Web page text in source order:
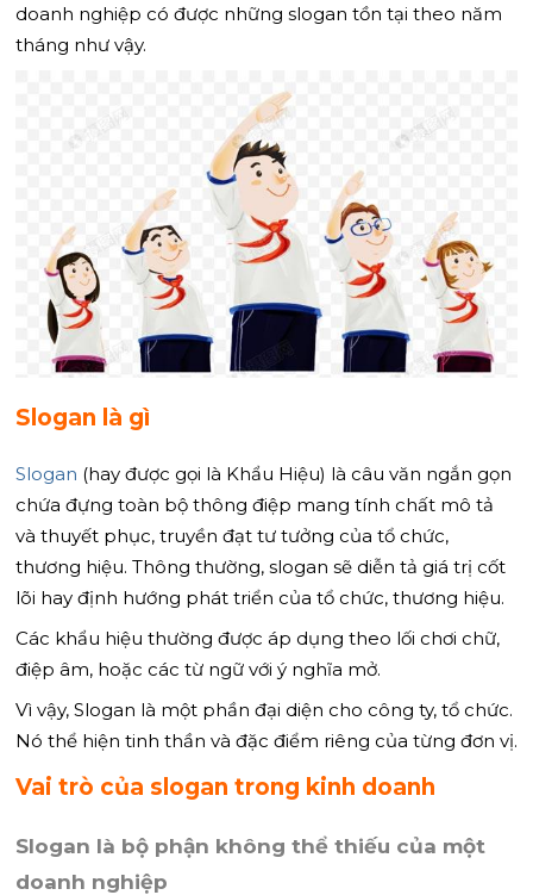
doanh nghiệp có được những slogan tồn tại theo năm
tháng như vậy.
Slogan là gì
Slogan (hay được gọi là Khẩu Hiệu) là câu văn ngắn gọn
chứa đựng toàn bộ thông điệp mang tính chất mô tả
và thuyết phục, truyền đạt tư tưởng của tổ chức,
thương hiệu. Thông thường, slogan sẽ diễn tả giá trị cốt
lõi hay định hướng phát triển của tổ chức, thương hiệu.
Các khẩu hiệu thường được áp dụng theo lối chơi chữ,
điệp âm, hoặc các từ ngữ với ý nghĩa mở.
Vì vậy, Slogan là một phần đại diện cho công ty, tổ chức.
Nó thể hiện tinh thần và đặc điểm riêng của từng đơn vị.
Vai trò của slogan trong kinh doanh
Slogan là bộ phận không thể thiếu của một
doanh nghiệp